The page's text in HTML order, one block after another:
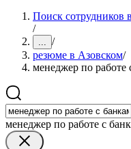
Поиск сотрудников
/
... /
резюме в Азовском/
менеджер по работе
менеджер по работе с